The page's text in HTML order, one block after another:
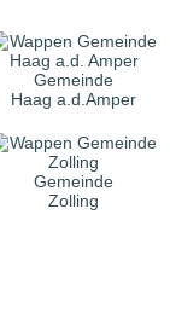
Gemeinde
Haag a.d.Amper
Gemeinde
Zolling